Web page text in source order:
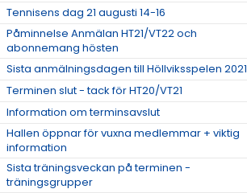
Tennisens dag 21 augusti 14-16
Påminnelse Anmälan HT21/VT22 och
abonnemang hösten
Sista anmälningsdagen till Höllviksspelen 2021
Terminen slut - tack för HT20/VT21
Information om terminsavslut
Hallen öppnar för vuxna medlemmar + viktig
information
Sista träningsveckan på terminen -
träningsgrupper